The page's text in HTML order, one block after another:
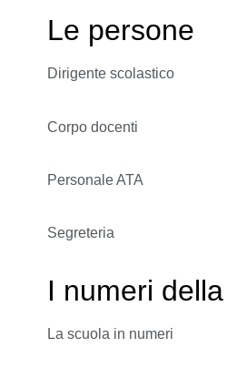
Le persone
Dirigente scolastico
Corpo docenti
Personale ATA
Segreteria
I numeri
La scuola in numeri